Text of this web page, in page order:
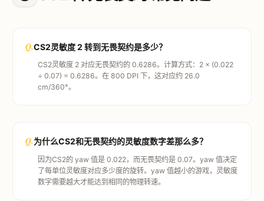
Q.CS2灵敏度 2 转到无畏契约是多少？
CS2灵敏度 2 对应无畏契约的 0.6286。计算方式：2 × (0.022
÷ 0.07) = 0.6286。在 800 DPI 下，这对应约 26.0
cm/360°。
Q.为什么CS2和无畏契约的灵敏度数字差那么多？
因为CS2的 yaw 值是 0.022，而无畏契约是 0.07。yaw 值决定
了每单位灵敏度对应多少度的旋转。yaw 值越小的游戏，灵敏度
数字需要越大才能达到相同的物理转速。